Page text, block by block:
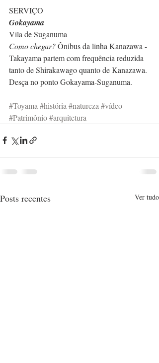
SERVIÇO
Gokayama
Vila de Suganuma
Como chegar? Ônibus da linha Kanazawa -
Takayama partem com frequência reduzida
tanto de Shirakawago quanto de Kanazawa.
Desça no ponto Gokayama-Suganuma.
#Toyama #história #natureza #vídeo
#Patrimônio#arquitetura
Posts recentes Ver tudo